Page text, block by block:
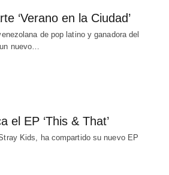
‘Verano en la Ciudad’
de pop latino y ganadora del
nuevo…
el EP ‘This & That’
Kids, ha compartido su nuevo EP